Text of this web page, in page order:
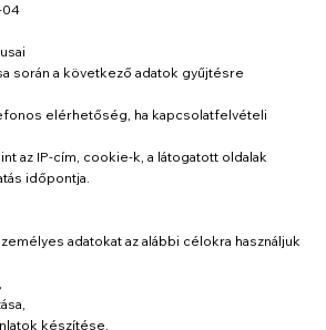
04
során a következő adatok gyűjtésre
elérhetőség, ha kapcsolatfelvételi
az IP-cím, cookie-k, a látogatott oldalak
időpontja.
adatokat az alábbi célokra használjuk
készítése,